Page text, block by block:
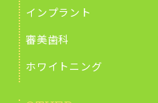
インプラント
審美歯科
ホワイトニング